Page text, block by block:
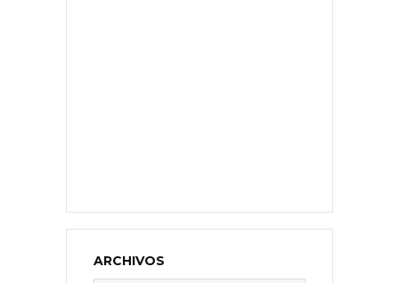
ARCHIVOS